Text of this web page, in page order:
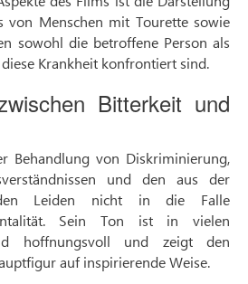
von Menschen mit Tourette sowie
sowohl die betroffene Person als
Krankheit konfrontiert sind.
Bitterkeit und
Behandlung von Diskriminierung,
und den aus der
Leiden nicht in die Falle
Sein Ton ist in vielen
hoffnungsvoll und zeigt den
auf inspirierende Weise.